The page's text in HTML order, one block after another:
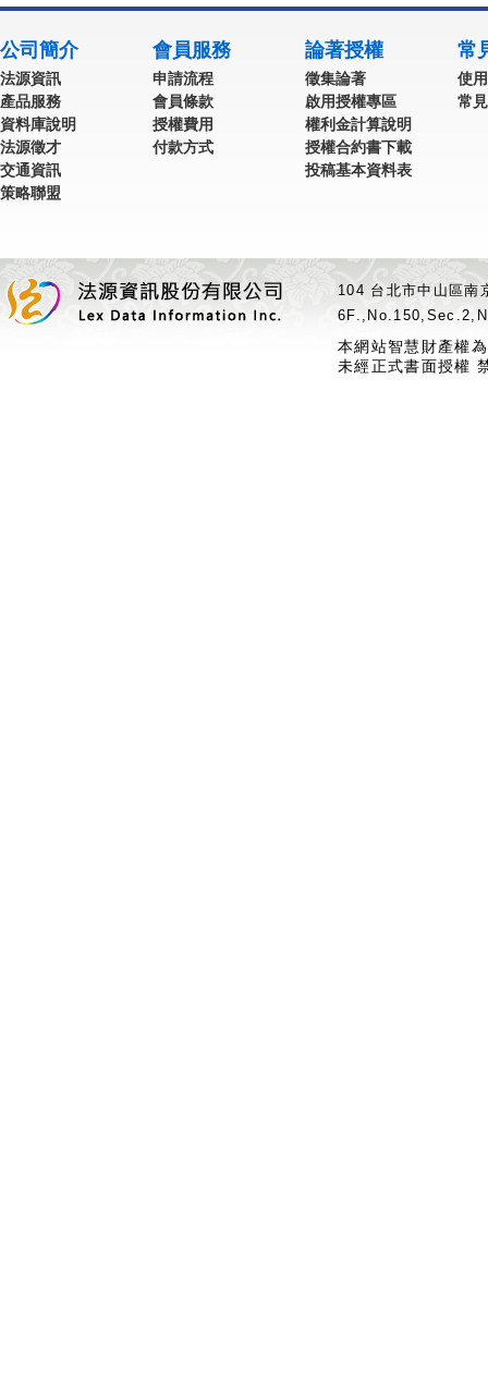
公司簡介
法源資訊
產品服務
資料庫說明
法源徵才
交通資訊
策略聯盟
會員服務
申請流程
會員條款
授權費用
付款方式
論著授權
徵集論著
啟用授權專區
權利金計算說明
授權合約書下載
投稿基本資料表
常
使
常
104 台北市中山區
本網站智慧財產權
未經正式書面授權